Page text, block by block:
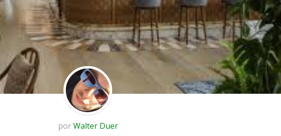
porWalter Duer